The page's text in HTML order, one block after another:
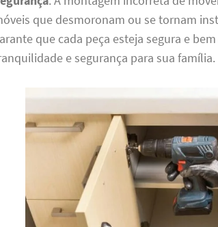
que desmoronam ou se tornam
que cada peça esteja segura e
e segurança para sua família.